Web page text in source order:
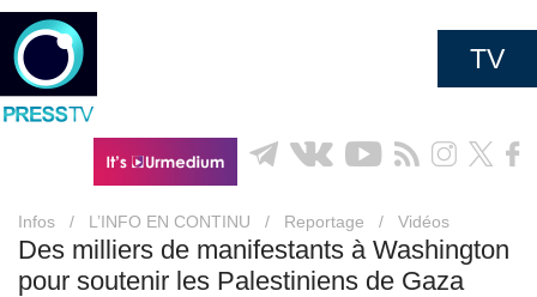
TV
Infos / L’INFO EN CONTINU / Reportage / Vidéos
Des milliers de manifestants à Washington
pour soutenir les Palestiniens de Gaza